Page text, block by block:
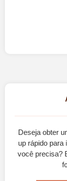
Deseja obter
up rápido para
você precisa?